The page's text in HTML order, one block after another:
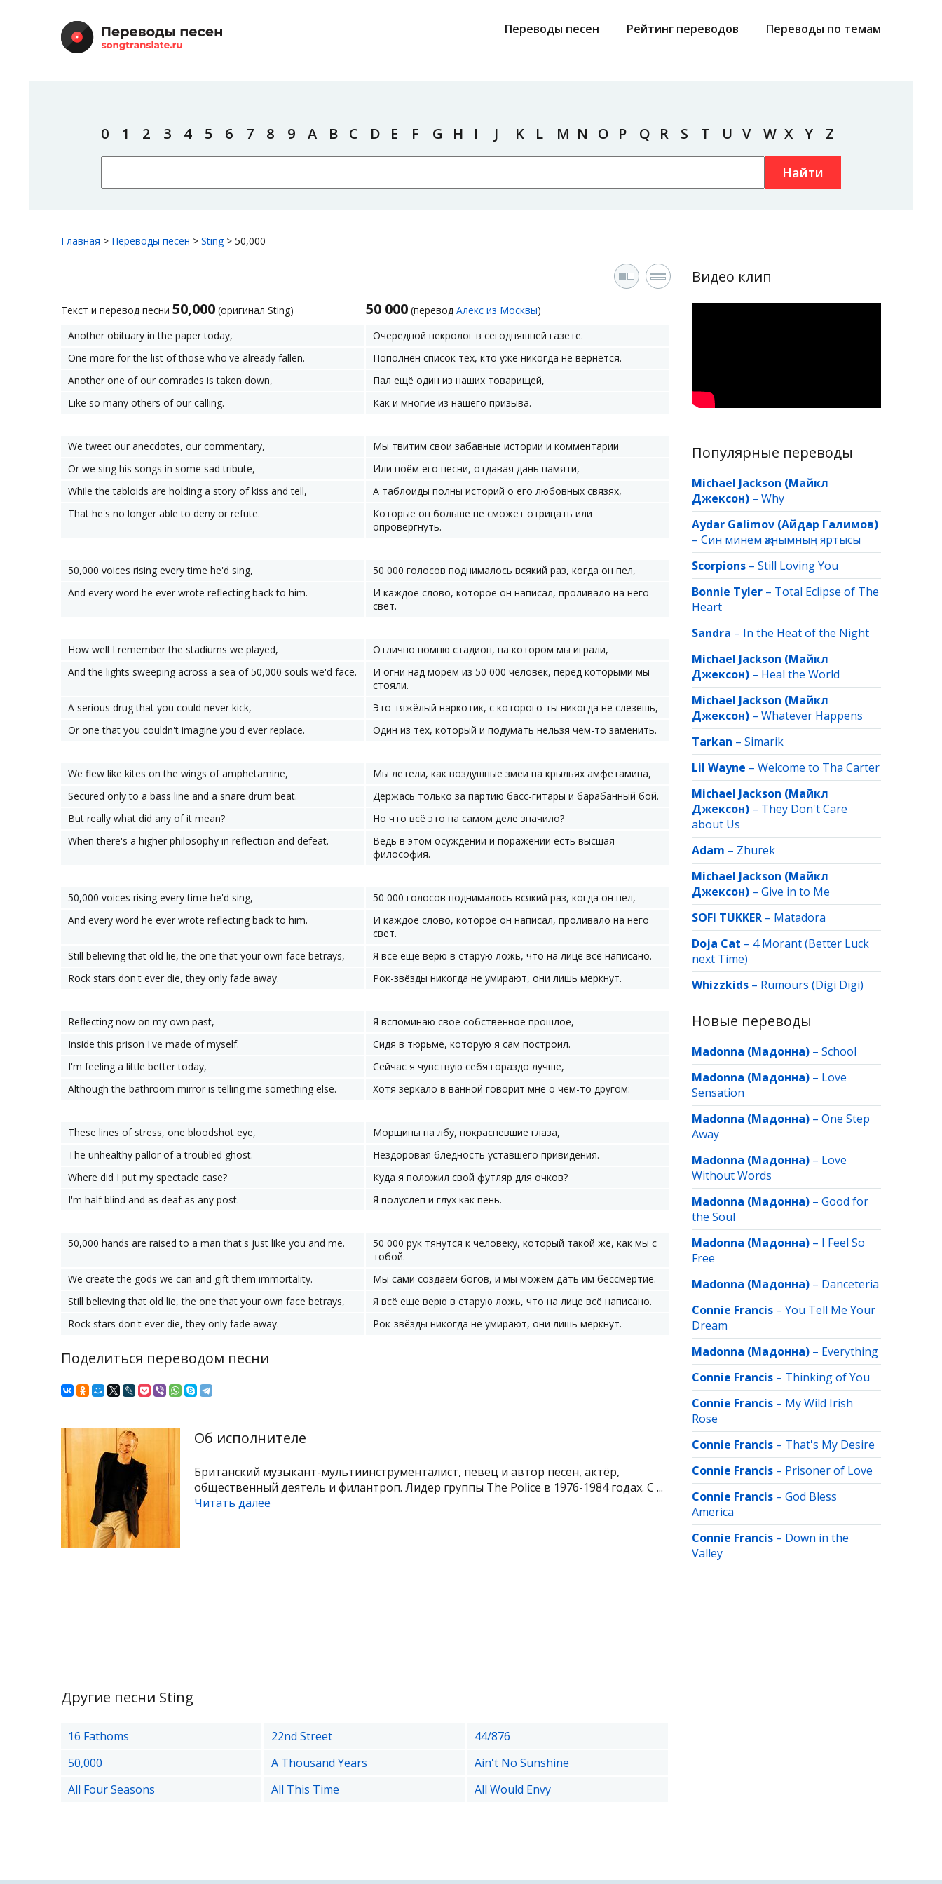
Переводы песен Рейтинг переводов Переводы по темам
0 1 2 3 4 5 6 7 8 9 A B C D E F G H I J K L M N O P Q R S T U V W X Y Z
Найти
Главная > Переводы песен > Sting> 50,000
Текст и перевод песни 50,000 (оригинал Sting) 50 000(перевод Алекс из Москвы)
Another obituary in the paper today,
Очередной некролог в сегодняшней газете.
One more for the list of those who've already fallen.
Пополнен список тех, кто уже никогда не вернётся.
Another one of our comrades is taken down,
Пал ещё один из наших товарищей,
Like so many others of our calling.
Как и многие из нашего призыва.
We tweet our anecdotes, our commentary,
Мы твитим свои забавные истории и комментарии
Or we sing his songs in some sad tribute,
Или поём его песни, отдавая дань памяти,
While the tabloids are holding a story of kiss and tell,
А таблоиды полны историй о его любовных связях,
That he's no longer able to deny or refute.
Которые он больше не сможет отрицать или
опровергнуть.
50,000 voices rising every time he'd sing,
50 000 голосов поднималось всякий раз, когда он пел,
And every word he ever wrote reflecting back to him.
И каждое слово, которое он написал, проливало на него
свет.
How well I remember the stadiums we played,
Отлично помню стадион, на котором мы играли,
And the lights sweeping across a sea of 50,000 souls we'd face.
И огни над морем из 50 000 человек, перед которыми мы
стояли.
A serious drug that you could never kick,
Это тяжёлый наркотик, с которого ты никогда не слезешь,
Or one that you couldn't imagine you'd ever replace.
Один из тех, который и подумать нельзя чем-то заменить.
We flew like kites on the wings of amphetamine,
Мы летели, как воздушные змеи на крыльях амфетамина,
Secured only to a bass line and a snare drum beat.
Держась только за партию басс-гитары и барабанный бой.
But really what did any of it mean?
Но что всё это на самом деле значило?
When there's a higher philosophy in reflection and defeat.
Ведь в этом осуждении и поражении есть высшая
философия.
50,000 voices rising every time he'd sing,
50 000 голосов поднималось всякий раз, когда он пел,
And every word he ever wrote reflecting back to him.
И каждое слово, которое он написал, проливало на него
свет.
Still believing that old lie, the one that your own face betrays,
Я всё ещё верю в старую ложь, что на лице всё написано.
Rock stars don't ever die, they only fade away.
Рок-звёзды никогда не умирают, они лишь меркнут.
Reflecting now on my own past,
Я вспоминаю свое собственное прошлое,
Inside this prison I've made of myself.
Сидя в тюрьме, которую я сам построил.
I'm feeling a little better today,
Сейчас я чувствую себя гораздо лучше,
Although the bathroom mirror is telling me something else.
Хотя зеркало в ванной говорит мне о чём-то другом:
These lines of stress, one bloodshot eye,
Морщины на лбу, покрасневшие глаза,
The unhealthy pallor of a troubled ghost.
Нездоровая бледность уставшего привидения.
Where did I put my spectacle case?
Куда я положил свой футляр для очков?
I'm half blind and as deaf as any post.
Я полуслеп и глух как пень.
50,000 hands are raised to a man that's just like you and me.
50 000 рук тянутся к человеку, который такой же, как мы с
тобой.
We create the gods we can and gift them immortality.
Мы сами создаём богов, и мы можем дать им бессмертие.
Still believing that old lie, the one that your own face betrays,
Я всё ещё верю в старую ложь, что на лице всё написано.
Rock stars don't ever die, they only fade away.
Рок-звёзды никогда не умирают, они лишь меркнут.
Поделиться переводом песни
Об исполнителе
Британский музыкант-мультиинструменталист, певец и автор песен, актёр,
общественный деятель и филантроп. Лидер группы The Police в 1976-1984 годах. С ...
Читать далее
Другие песни Sting
16 Fathoms 22nd Street
44/876
50,000
A Thousand Years
Ain't No Sunshine
All Four Seasons
All This Time All Would Envy
Видео клип
Популярные переводы
Michael Jackson (Майкл
Джексон) – Why
Aydar Galimov (Айдар Галимов)
– Син минем җанымның яртысы
Scorpions – Still Loving You
Bonnie Tyler – Total Eclipse of The
Heart
Sandra – In the Heat of the Night
Michael Jackson (Майкл
Джексон) – Heal the World
Michael Jackson (Майкл
Джексон) – Whatever Happens
Tarkan – Simarik
Lil Wayne – Welcome to Tha Carter
Michael Jackson (Майкл
Джексон) – They Don't Care
about Us
Adam – Zhurek
Michael Jackson (Майкл
Джексон) – Give in to Me
SOFI TUKKER – Matadora
Doja Cat – 4 Morant (Better Luck
next Time)
Whizzkids – Rumours (Digi Digi)
Новые переводы
Madonna (Мадонна) – School
Madonna (Мадонна) – Love
Sensation
Madonna (Мадонна) – One Step
Away
Madonna (Мадонна) – Love
Without Words
Madonna (Мадонна) – Good for
the Soul
Madonna (Мадонна) – I Feel So
Free
Madonna (Мадонна) – Danceteria
Connie Francis – You Tell Me Your
Dream
Madonna (Мадонна) – Everything
Connie Francis – Thinking of You
Connie Francis – My Wild Irish
Rose
Connie Francis – That's My Desire
Connie Francis – Prisoner of Love
Connie Francis – God Bless
America
Connie Francis – Down in the
Valley